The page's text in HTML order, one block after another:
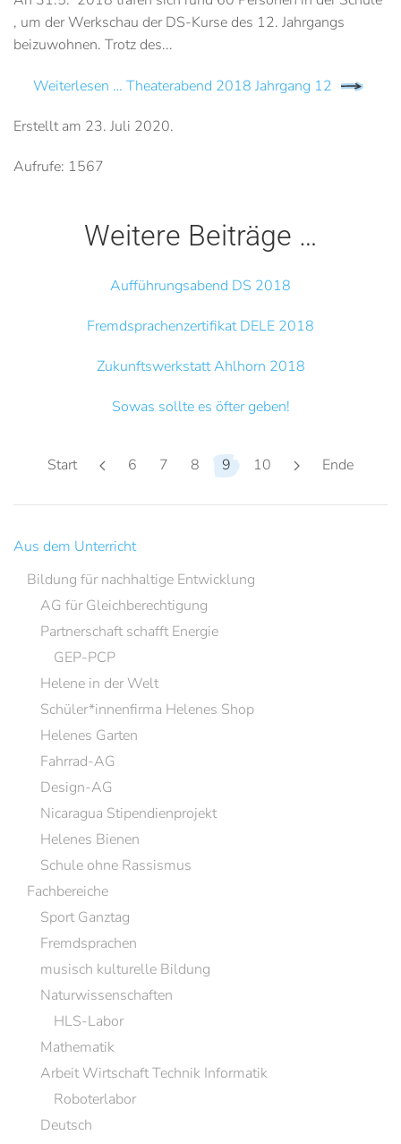
, um der Werkschau der DS-Kurse des 12. Jahrgangs
beizuwohnen. Trotz des...
Weiterlesen … Theaterabend 2018 Jahrgang 12
Erstellt am 23. Juli 2020.
Aufrufe: 1567
Weitere Beiträge …
Aufführungsabend DS 2018
Fremdsprachenzertifikat DELE 2018
Zukunftswerkstatt Ahlhorn 2018
Sowas sollte es öfter geben!
Start 6 7 8 9 10 Ende
Aus dem Unterricht
Bildung für nachhaltige Entwicklung
AG für Gleichberechtigung
Partnerschaft schafft Energie
GEP-PCP
Helene in der Welt
Schüler*innenfirma Helenes Shop
Helenes Garten
Fahrrad-AG
Design-AG
Nicaragua Stipendienprojekt
Helenes Bienen
Schule ohne Rassismus
Fachbereiche
Sport Ganztag
Fremdsprachen
musisch kulturelle Bildung
Naturwissenschaften
HLS-Labor
Mathematik
Arbeit Wirtschaft Technik Informatik
Roboterlabor
Deutsch